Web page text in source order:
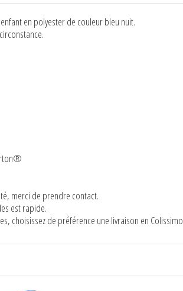
en polyester de couleur bleu nuit.
merci de prendre contact.
est rapide.
choisissez de préférence une livraison en Colissimo